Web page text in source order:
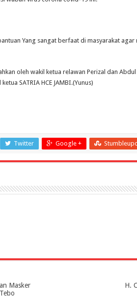
Yang sangat berfaat di masyarakat
oleh wakil ketua relawan Perizal dan Abdul
SATRIA HCE JAMBI.(Yunus)
Twitter Google +
Masker
H.